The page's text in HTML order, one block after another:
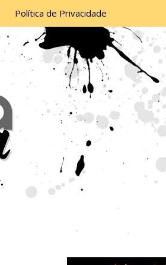
Política de Privacidade